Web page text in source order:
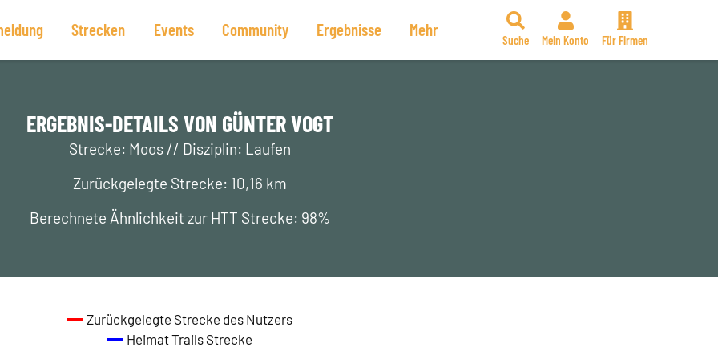
Strecken Events Community Ergebnisse Mehr
Suche Mein Konto Für Firmen
ERGEBNIS-DETAILS VON GÜNTER VOGT
Strecke: Moos // Disziplin: Laufen
Zurückgelegte Strecke: 10,16 km
Berechnete Ähnlichkeit zur HTT Strecke: 98%
Zurückgelegte Strecke des Nutzers
Heimat Trails Strecke